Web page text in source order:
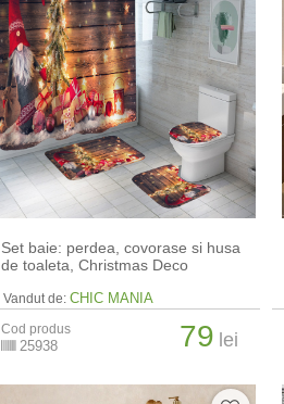
Set baie: perdea, covorase si husa
de toaleta, Christmas Deco
Vandut de: CHIC MANIA
Cod produs
25938 79 lei